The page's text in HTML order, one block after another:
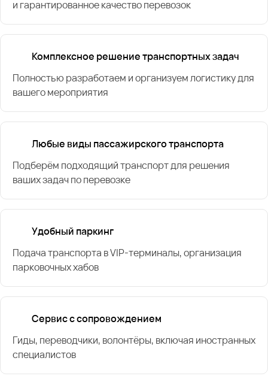
и гарантированное качество перевозок
Комплексное решение транспортных задач
Полностью разработаем и организуем логистику для
вашего мероприятия
Любые виды пассажирского транспорта
Подберём подходящий транспорт для решения
ваших задач по перевозке
Удобный паркинг
Подача транспорта в VIP-терминалы, организация
парковочных хабов
Сервис с сопровождением
Гиды, переводчики, волонтёры, включая иностранных
специалистов